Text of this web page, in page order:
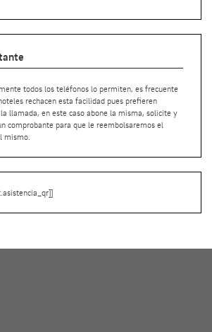
todos los teléfonos lo permiten, es frecuente
rechacen esta facilidad pues prefieren
llamada, en este caso abone la misma, solicite y
comprobante para que le reembolsaremos el
mismo.